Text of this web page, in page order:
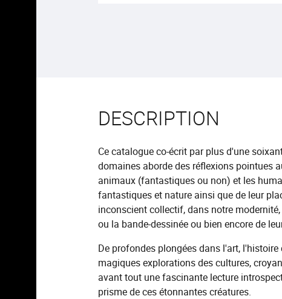
DESCRIPTION
Ce catalogue co-écrit par plus d'une
domaines aborde des réflexions pointues
animaux (fantastiques ou non) et les
fantastiques et nature ainsi que de leur
inconscient collectif, dans notre
ou la bande-dessinée ou bien encore de
De profondes plongées dans l'art,
magiques explorations des cultures,
avant tout une fascinante lecture
prisme de ces étonnantes créatures.